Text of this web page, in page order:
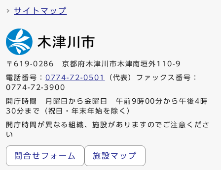
サイトマップ
〒619-0286 京都府木津川市木津南垣外110-9
電話番号： 0774-72-0501
（代表）ファックス番号：
0774-72-3900
開庁時間 月曜日から金曜日 午前9時00分から午後4時
30分まで（祝日・年末年始を除く）
開庁時間が異なる組織、施設がありますのでご注意くださ
い
問合せフォーム 施設マップ